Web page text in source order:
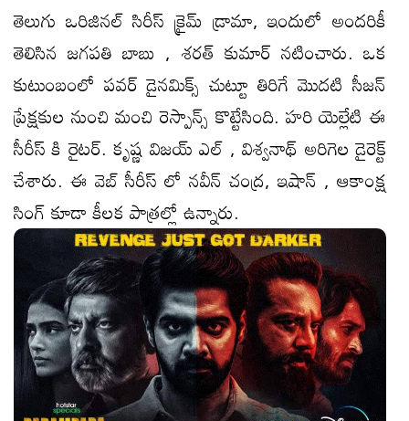
తెలుగు ఒరిజినల్ సిరీస్ క్రైమ్ డ్రామా, ఇందులో అందరికీ
తెలిసిన జగపతి బాబు , శరత్ కుమార్ నటించారు. ఒక
కుటుంబంలో పవర్ డైనమిక్స్ చుట్టూ తిరిగే మొదటి సీజన్
ప్రేక్షకుల నుంచి మంచి రెస్పాన్స్ కొట్టేసింది. హరి యెల్లేటి ఈ
సీరీస్ కి రైట‌ర్. కృష్ణ విజయ్ ఎల్ , విశ్వనాథ్ అరిగెల డైరెక్ట్
చేశారు. ఈ వెబ్ సీరీస్ లో నవీన్ చంద్ర, ఇషాన్ , ఆకాంక్ష
సింగ్ కూడా కీల‌క పాత్ర‌ల్లో ఉన్నారు.